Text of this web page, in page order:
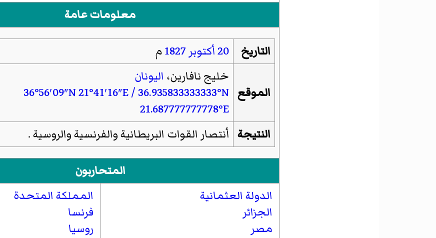
معلومات عامة
التاريخ 20 أكتوبر 1827م
الموقع
خليج نافارين، اليونان
36°56′09″N21°41′16″E/36.935833333333°N
21.687777777778°E
النتيجة أنتصار القوات البريطانية والفرنسية والروسية .
المتحاربون
الدولة العثمانية
الجزائر
مصر
المملكة المتحدة
فرنسا
روسيا